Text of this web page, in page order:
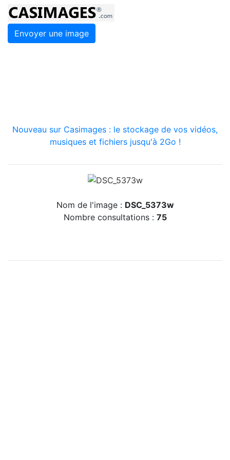
Envoyer une image
Nouveau sur Casimages : le stockage de vos vidéos,
musiques et fichiers jusqu'à 2Go !
Nom de l'image : DSC_5373w
Nombre consultations : 75